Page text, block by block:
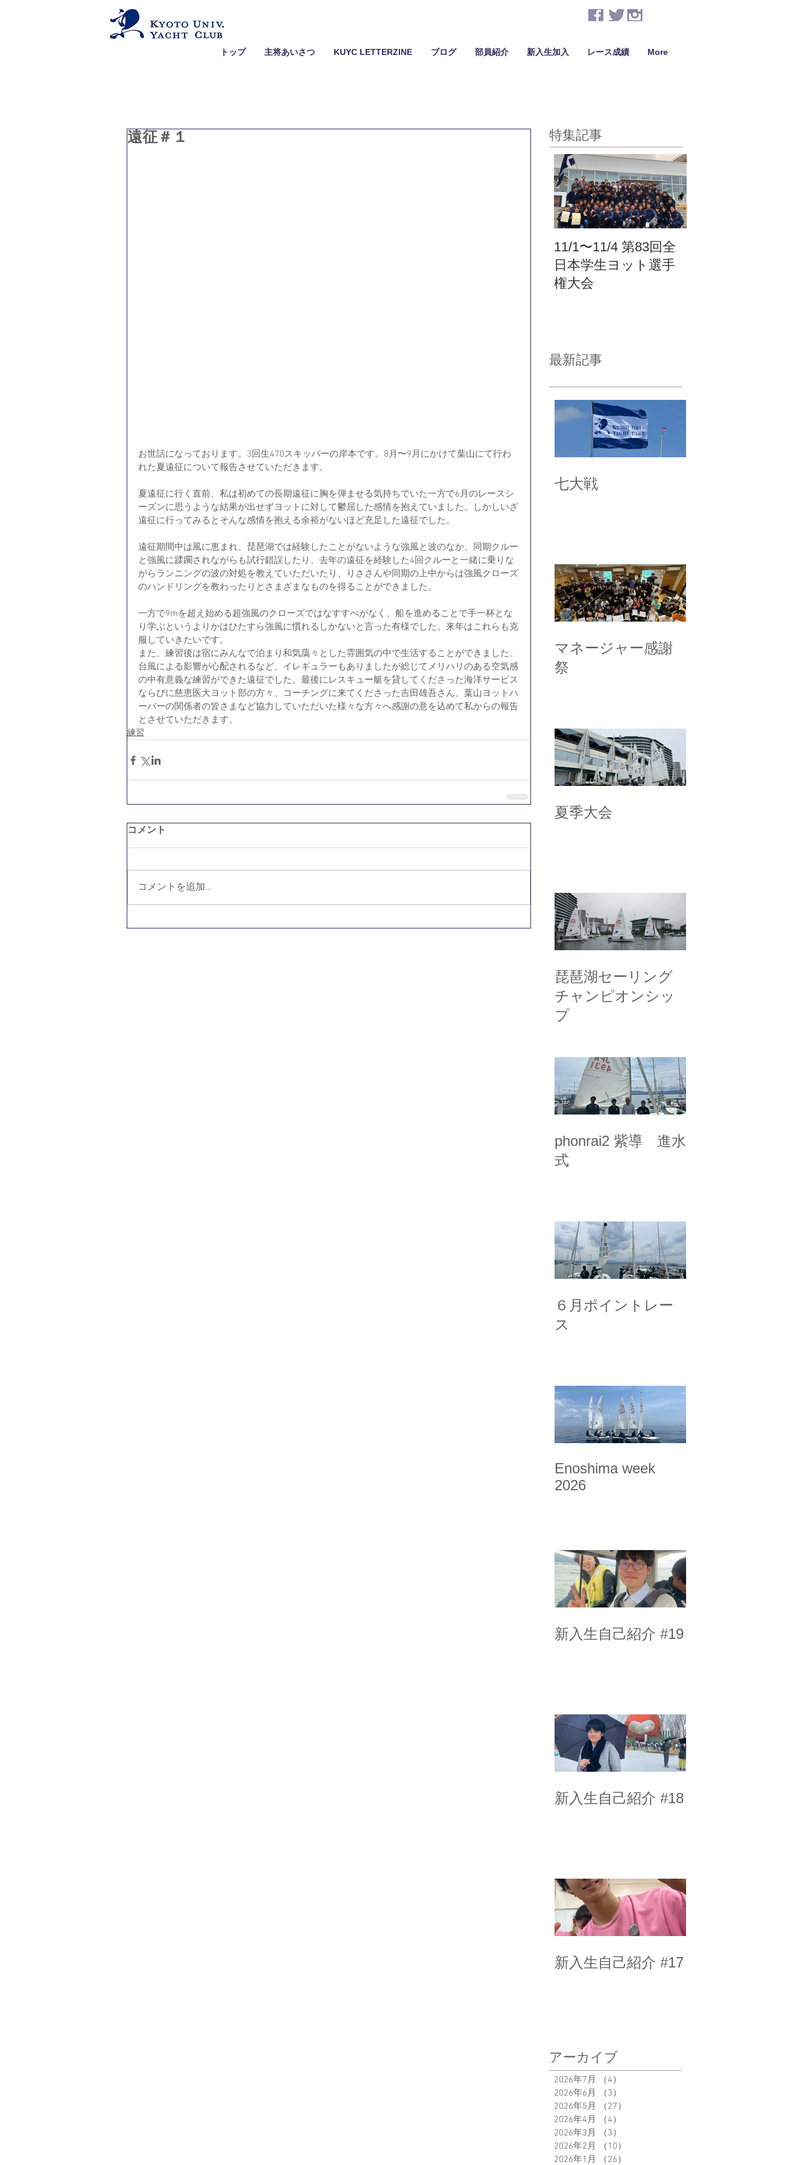
トップ 主将あいさつ KUYC LETTERZINE ブログ 部員紹介 新入生加入 レース成績 More
遠征＃１
お世話になっております。3回生470スキッパーの岸本です。8月〜9月にかけて葉山にて行わ
れた夏遠征について報告させていただきます。
夏遠征に行く直前、私は初めての長期遠征に胸を弾ませる気持ちでいた一方で6月のレースシ
ーズンに思うような結果が出せずヨットに対して鬱屈した感情を抱えていました。しかしいざ
遠征に行ってみるとそんな感情を抱える余裕がないほど充足した遠征でした。
遠征期間中は風に恵まれ、琵琶湖では経験したことがないような強風と波のなか、同期クルー
と強風に蹂躙されながらも試行錯誤したり、去年の遠征を経験した4回クルーと一緒に乗りな
がらランニングの波の対処を教えていただいたり、りささんや同期の上中からは強風クローズ
のハンドリングを教わったりとさまざまなものを得ることができました。
一方で9mを超え始める超強風のクローズではなすすべがなく、船を進めることで手一杯とな
り学ぶというよりかはひたすら強風に慣れるしかないと言った有様でした。来年はこれらも克
服していきたいです。
また、練習後は宿にみんなで泊まり和気藹々とした雰囲気の中で生活することができました。
台風による影響が心配されるなど、イレギュラーもありましたが総じてメリハリのある空気感
の中有意義な練習ができた遠征でした。最後にレスキュー艇を貸してくださった海洋サービス
ならびに慈恵医大ヨット部の方々、コーチングに来てくださった吉田雄吾さん、葉山ヨットハ
ーバーの関係者の皆さまなど協力していただいた様々な方々へ感謝の意を込めて私からの報告
とさせていただきます。
練習
コメント
コメントを追加…
特集記事
11/1〜11/4 第83回全
日本学生ヨット選手
権大会
最新記事
七大戦
マネージャー感謝
祭
夏季大会
琵琶湖セーリング
チャンピオンシッ
プ
phonrai2 紫導 進水
式
６月ポイントレー
ス
Enoshima week
2026
新入生自己紹介 #19
新入生自己紹介 #18
新入生自己紹介 #17
アーカイブ
2026年7月 （4）
2026年6月
（3）
2026年5月
（27）
2026年4月
（4）
2026年3月
（3）
2026年2月
（10）
2026年1月
（26）